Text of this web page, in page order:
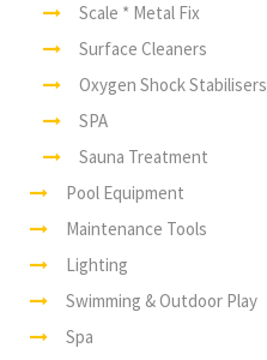
Scale * Metal Fix
Surface Cleaners
Oxygen Shock Stabilisers
SPA
Sauna Treatment
Pool Equipment
Maintenance Tools
Lighting
Swimming & Outdoor Play
Spa